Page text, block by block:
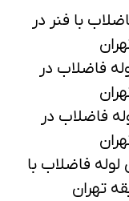
با فنر در
فاضلاب در
فاضلاب در
لوله فاضلاب با
تهران